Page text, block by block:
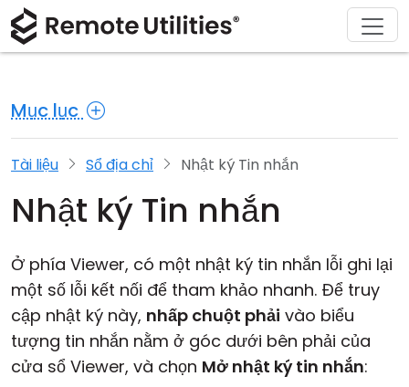
Mục lục
Tài liệu Sổ địa chỉ Nhật ký Tin nhắn
Nhật ký Tin nhắn
Ở phía Viewer, có một nhật ký tin nhắn lỗi ghi lại
một số lỗi kết nối để tham khảo nhanh. Để truy
cập nhật ký này, nhấp chuột phải vào biểu
tượng tin nhắn nằm ở góc dưới bên phải của
cửa sổ Viewer, và chọn Mở nhật ký tin nhắn:
Sản phẩm
Bảo mật
Hình chụp màn hình
Các ghi chú phát hành
Các chế độ kết nối
Truy cập không giám sát
Hỗ trợ Active Directory
Giải pháp
Sản xuất và Bán lẻ
Chăm sóc sức khỏe
Giáo dục và Chính phủ
Công nghệ thông tin
Tải xuống
macOS
Linux
iOS/Android
Mua
Trợ lý Giấy Phép
Nâng Cấp Giấy Phép Của Bạn
Hỗ trợ
Tài liệu
Cơ sở kiến thức
Giới thiệu
Phòng báo chí
Viết đánh giá